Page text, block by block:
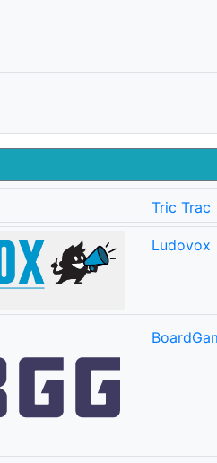
Tric Trac
Ludovox